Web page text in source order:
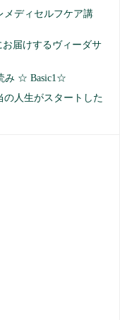
メディセルフケア講
届けするヴィーダサ
み ☆ Basic1☆
人生がスタートした